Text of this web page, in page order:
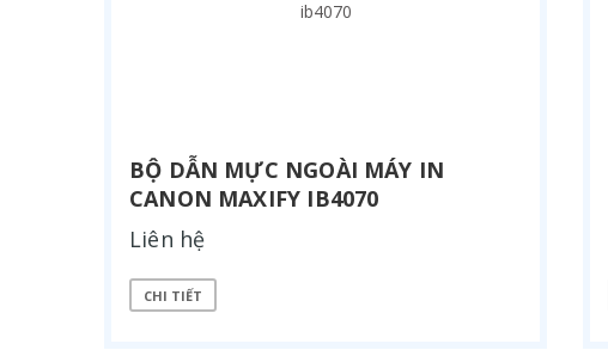
BỘ DẪN MỰC NGOÀI MÁY IN
CANON MAXIFY IB4070
Liên hệ
CHI TIẾT